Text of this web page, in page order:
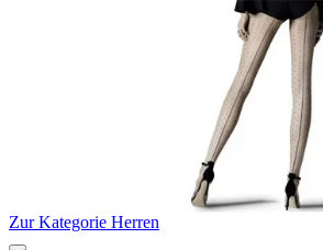
Zur Kategorie Herren